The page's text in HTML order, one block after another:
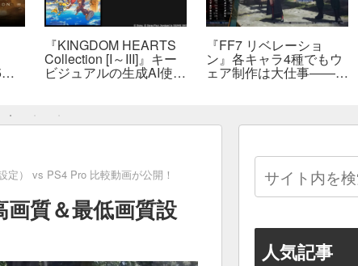
『KINGDOM HEARTS
Collection [I～III]』キー
ビジュアルの生成AI使用
為的ミス」
『FF7 リベレーショ
ン』各キャラ4種でもウ
ェア制作は大仕事――浜
定） vs PS4 Pro 比較動画が公開！
画質＆最低画質設
人気記事